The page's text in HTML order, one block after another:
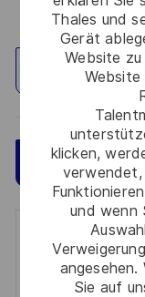
Thales und
Gerät
Website
Website
klicken,
verwendet,
und wenn
Sie auf
Standort
Jetzt
Get
You'll receive